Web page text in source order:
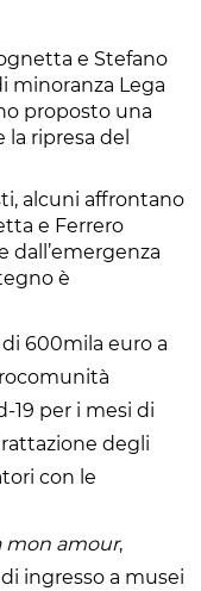
e Stefano
minoranza Lega
proposto una
ripresa del
alcuni affrontano
e Ferrero
dall’emergenza
è
600mila euro a
19 per i mesi di
degli
con le
mon amour,
ingresso a musei